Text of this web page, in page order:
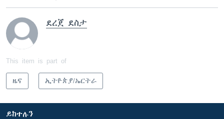
ደረጀ ደስታ
This item is part of
ዜና ኢትዮጵያ/ኤርትራ
ይከተሉን